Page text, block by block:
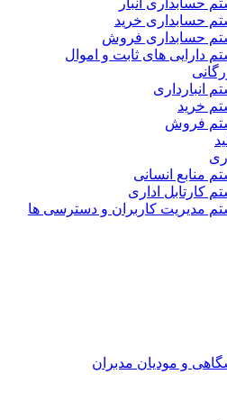
حسابداری انبار
حسابداری خرید
حسابداری فروش
دارایی های ثابت و اموال
انبارداری
خرید
فروش
منابع انسانی
کارتابل اداری
مدیریت کاربران و دسترسی ها
و مودیان مدبران